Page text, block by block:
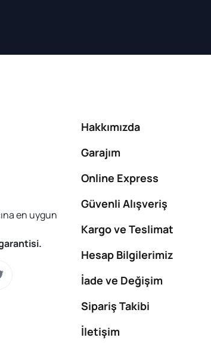
en uygun
Hakkımızda
Garajım
Online Express
Güvenli Alışveriş
Kargo ve Teslimat
Hesap Bilgilerimiz
İade ve Değişim
Sipariş Takibi
İletişim